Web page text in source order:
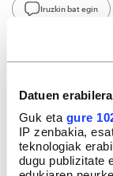
Datuen
Guk eta gure
IP zenbakia,
teknologiak
dugu publizitate
Iruzkin bat egin